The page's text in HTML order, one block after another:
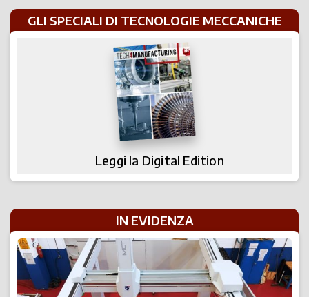
GLI SPECIALI DI TECNOLOGIE MECCANICHE
Leggi la Digital Edition
IN EVIDENZA